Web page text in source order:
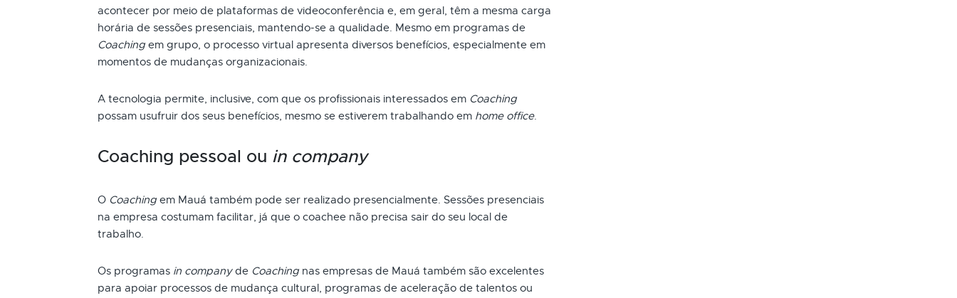
acontecer por meio de plataformas de videoconferência e, em geral, têm a mesma carga
horária de sessões presenciais, mantendo-se a qualidade. Mesmo em programas de
Coaching em grupo, o processo virtual apresenta diversos benefícios, especialmente em
momentos de mudanças organizacionais.
A tecnologia permite, inclusive, com que os profissionais interessados em Coaching
possam usufruir dos seus benefícios, mesmo se estiverem trabalhando em home office.
Coaching pessoal ou in company
O Coaching em Mauá também pode ser realizado presencialmente. Sessões presenciais
na empresa costumam facilitar, já que o coachee não precisa sair do seu local de
trabalho.
Os programas in companyde Coaching nas empresas de Mauá também são excelentes
para apoiar processos de mudança cultural, programas de aceleração de talentos ou